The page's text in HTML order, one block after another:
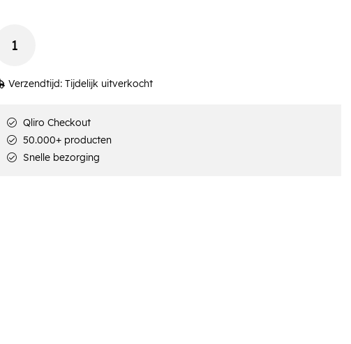
Verzendtijd: Tijdelijk uitverkocht
Qliro Checkout
50.000+ producten
Snelle bezorging